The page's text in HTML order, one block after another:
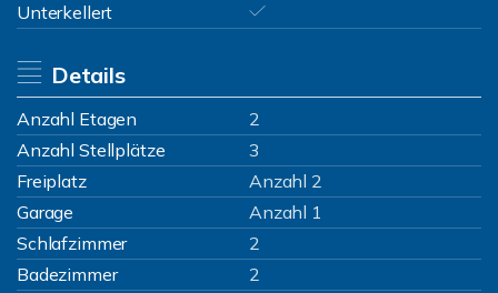
Unterkellert
Details
Anzahl Etagen
2
Anzahl Stellplätze
3
Freiplatz
Anzahl 2
Garage
Anzahl 1
Schlafzimmer
2
Badezimmer
2